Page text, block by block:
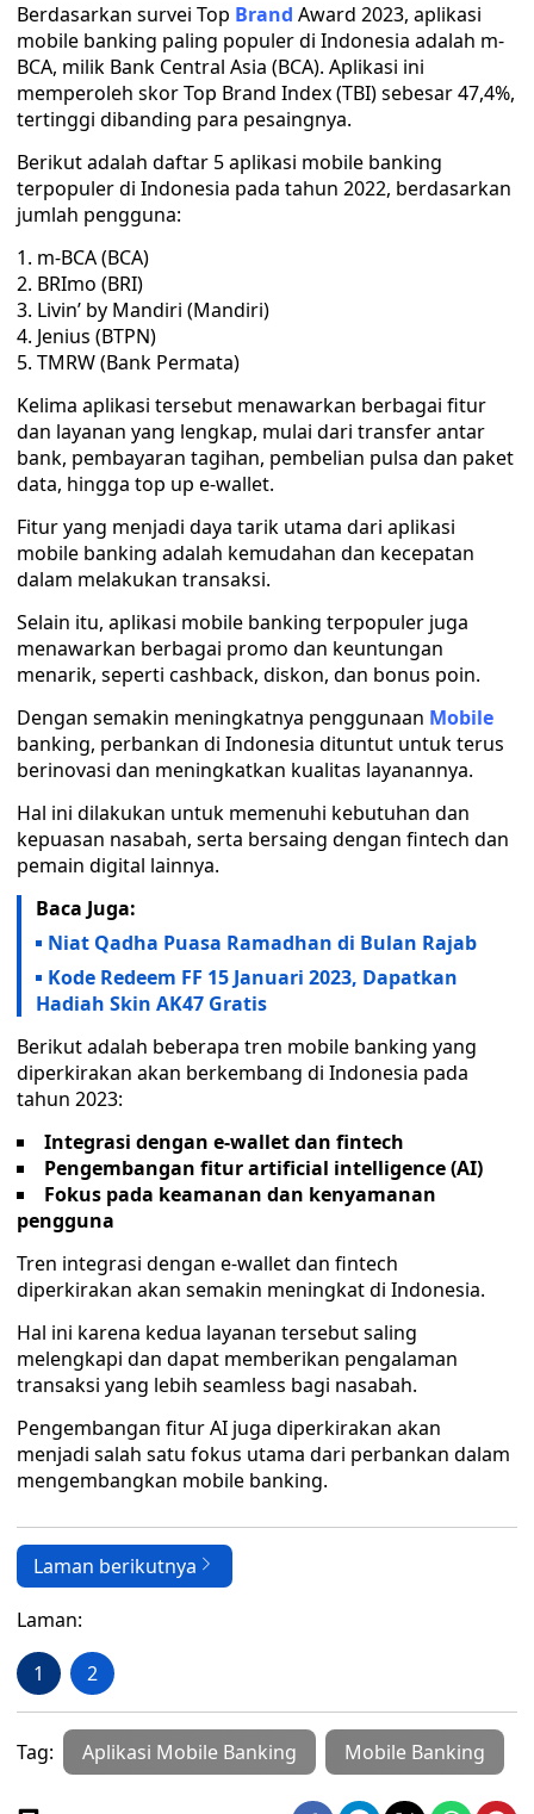
Berdasarkan survei Top Brand Award 2023, aplikasi
mobile banking paling populer di Indonesia adalah m-
BCA, milik Bank Central Asia (BCA). Aplikasi ini
memperoleh skor Top Brand Index (TBI) sebesar 47,4%,
tertinggi dibanding para pesaingnya.
Berikut adalah daftar 5 aplikasi mobile banking
terpopuler di Indonesia pada tahun 2022, berdasarkan
jumlah pengguna:
m-BCA (BCA)
BRImo (BRI)
Livin’ by Mandiri (Mandiri)
Jenius (BTPN)
TMRW (Bank Permata)
Kelima aplikasi tersebut menawarkan berbagai fitur
dan layanan yang lengkap, mulai dari transfer antar
bank, pembayaran tagihan, pembelian pulsa dan paket
data, hingga top up e-wallet.
Fitur yang menjadi daya tarik utama dari aplikasi
mobile banking adalah kemudahan dan kecepatan
dalam melakukan transaksi.
Selain itu, aplikasi mobile banking terpopuler juga
menawarkan berbagai promo dan keuntungan
menarik, seperti cashback, diskon, dan bonus poin.
Dengan semakin meningkatnya penggunaan Mobile
banking, perbankan di Indonesia dituntut untuk terus
berinovasi dan meningkatkan kualitas layanannya.
Hal ini dilakukan untuk memenuhi kebutuhan dan
kepuasan nasabah, serta bersaing dengan fintech dan
pemain digital lainnya.
Baca Juga:
Niat Qadha Puasa Ramadhan di Bulan Rajab
Kode Redeem FF 15 Januari 2023, Dapatkan
Hadiah Skin AK47 Gratis
Berikut adalah beberapa tren mobile banking yang
diperkirakan akan berkembang di Indonesia pada
tahun 2023:
Integrasi dengan e-wallet dan fintech
Pengembangan fitur artificial intelligence (AI)
Fokus pada keamanan dan kenyamanan
pengguna
Tren integrasi dengan e-wallet dan fintech
diperkirakan akan semakin meningkat di Indonesia.
Hal ini karena kedua layanan tersebut saling
melengkapi dan dapat memberikan pengalaman
transaksi yang lebih seamless bagi nasabah.
Pengembangan fitur AI juga diperkirakan akan
menjadi salah satu fokus utama dari perbankan dalam
mengembangkan mobile banking.
Laman berikutnya
Laman:
1 2
Tag: Aplikasi Mobile Banking Mobile Banking